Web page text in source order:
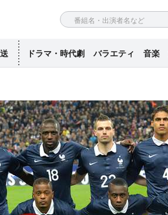
ドラマ・時代劇 バラエティ 音楽